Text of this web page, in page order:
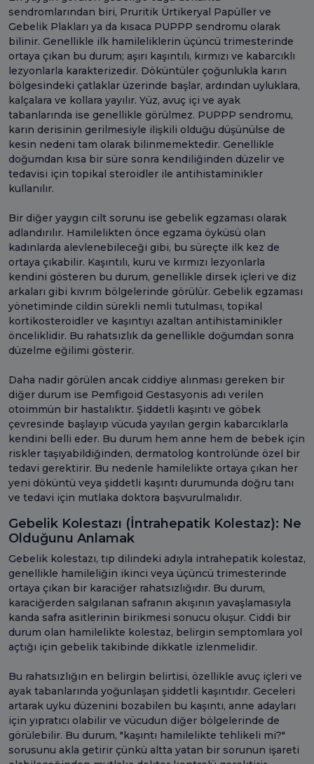
sendromlarından biri, Pruritik Ürtikeryal Papüller ve
Gebelik Plakları ya da kısaca PUPPP sendromu olarak
bilinir. Genellikle ilk hamileliklerin üçüncü trimesterinde
ortaya çıkan bu durum; aşırı kaşıntılı, kırmızı ve kabarcıklı
lezyonlarla karakterizedir. Döküntüler çoğunlukla karın
bölgesindeki çatlaklar üzerinde başlar, ardından uyluklara,
kalçalara ve kollara yayılır. Yüz, avuç içi ve ayak
tabanlarında ise genellikle görülmez. PUPPP sendromu,
karın derisinin gerilmesiyle ilişkili olduğu düşünülse de
kesin nedeni tam olarak bilinmemektedir. Genellikle
doğumdan kısa bir süre sonra kendiliğinden düzelir ve
tedavisi için topikal steroidler ile antihistaminikler
kullanılır.
Bir diğer yaygın cilt sorunu ise gebelik egzaması olarak
adlandırılır. Hamilelikten önce egzama öyküsü olan
kadınlarda alevlenebileceği gibi, bu süreçte ilk kez de
ortaya çıkabilir. Kaşıntılı, kuru ve kırmızı lezyonlarla
kendini gösteren bu durum, genellikle dirsek içleri ve diz
arkaları gibi kıvrım bölgelerinde görülür. Gebelik egzaması
yönetiminde cildin sürekli nemli tutulması, topikal
kortikosteroidler ve kaşıntıyı azaltan antihistaminikler
önceliklidir. Bu rahatsızlık da genellikle doğumdan sonra
düzelme eğilimi gösterir.
Daha nadir görülen ancak ciddiye alınması gereken bir
diğer durum ise Pemfigoid Gestasyonis adı verilen
otoimmün bir hastalıktır. Şiddetli kaşıntı ve göbek
çevresinde başlayıp vücuda yayılan gergin kabarcıklarla
kendini belli eder. Bu durum hem anne hem de bebek için
riskler taşıyabildiğinden, dermatolog kontrolünde özel bir
tedavi gerektirir. Bu nedenle hamilelikte ortaya çıkan her
yeni döküntü veya şiddetli kaşıntı durumunda doğru tanı
ve tedavi için mutlaka doktora başvurulmalıdır.
Gebelik Kolestazı (İntrahepatik Kolestaz): Ne
Olduğunu Anlamak
Gebelik kolestazı, tıp dilindeki adıyla intrahepatik kolestaz,
genellikle hamileliğin ikinci veya üçüncü trimesterinde
ortaya çıkan bir karaciğer rahatsızlığıdır. Bu durum,
karaciğerden salgılanan safranın akışının yavaşlamasıyla
kanda safra asitlerinin birikmesi sonucu oluşur. Ciddi bir
durum olan hamilelikte kolestaz, belirgin semptomlara yol
açtığı için gebelik takibinde dikkatle izlenmelidir.
Bu rahatsızlığın en belirgin belirtisi, özellikle avuç içleri ve
ayak tabanlarında yoğunlaşan şiddetli kaşıntıdır. Geceleri
artarak uyku düzenini bozabilen bu kaşıntı, anne adayları
için yıpratıcı olabilir ve vücudun diğer bölgelerinde de
görülebilir. Bu durum, "kaşıntı hamilelikte tehlikeli mi?"
sorusunu akla getirir çünkü altta yatan bir sorunun işareti